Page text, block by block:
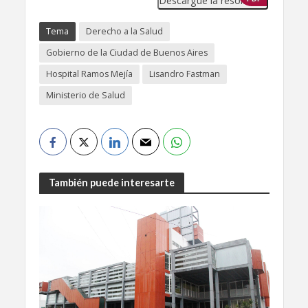
Tema
Derecho a la Salud
Gobierno de la Ciudad de Buenos Aires
Hospital Ramos Mejía
Lisandro Fastman
Ministerio de Salud
También puede interesarte